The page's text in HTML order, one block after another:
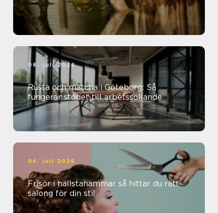
06. juli 2026
Rusta och matcha i Göteborg: Så
fungerar stödet till arbetssökande
04. juli 2026
Frisör i hallstahammar så hittar du rätt
salong för din stil